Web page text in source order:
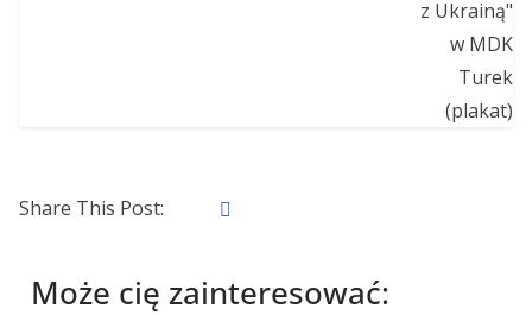
Share This Post:
Może cię zainteresować: